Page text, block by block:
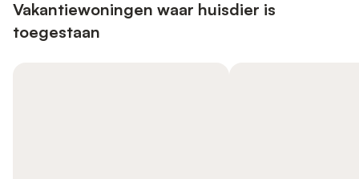
Vakantiewoningen waar huisdier is
toegestaan